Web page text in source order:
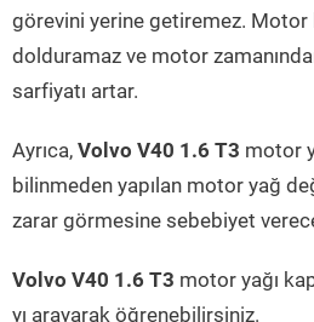
görevini yerine getiremez. Motor
dolduramaz ve motor
sarfiyatı artar.
Ayrıca, Volvo V40 1.6 T3 motor
bilinmeden yapılan motor yağ
zarar görmesine sebebiyet
Volvo V40 1.6 T3 motor yağı
yı arayarak öğrenebilirsiniz.